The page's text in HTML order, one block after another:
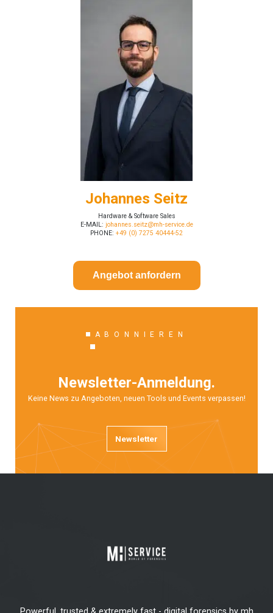
Johannes Seitz
Hardware & Software Sales
E-MAIL: johannes.seitz@mh-service.de
PHONE: +49 (0) 7275 40444-52
Angebot anfordern
ABONNIEREN
Newsletter-Anmeldung.
Keine News zu Angeboten, neuen Tools und Events verpassen!
Newsletter